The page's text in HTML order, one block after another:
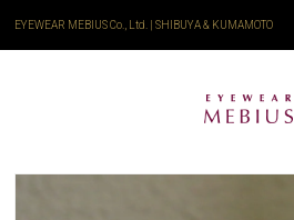
EYEWEAR MEBIUS Co., Ltd. | SHIBUYA & KUMAMOTO